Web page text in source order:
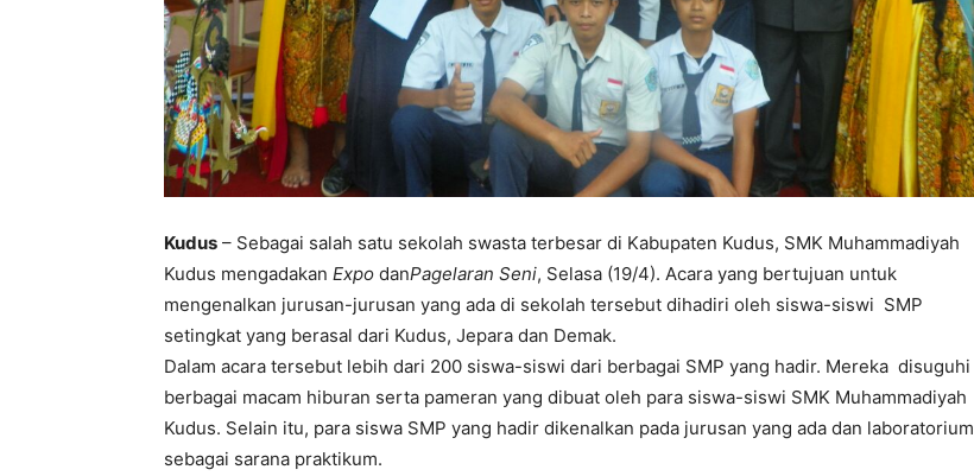
Kudus – Sebagai salah satu sekolah swasta terbesar di Kabupaten Kudus, SMK Muhammadiyah
Kudus mengadakan Expo danPagelaran Seni, Selasa (19/4). Acara yang bertujuan untuk
mengenalkan jurusan-jurusan yang ada di sekolah tersebut dihadiri oleh siswa-siswi SMP
setingkat yang berasal dari Kudus, Jepara dan Demak.
Dalam acara tersebut lebih dari 200 siswa-siswi dari berbagai SMP yang hadir. Mereka disuguhi
berbagai macam hiburan serta pameran yang dibuat oleh para siswa-siswi SMK Muhammadiyah
Kudus. Selain itu, para siswa SMP yang hadir dikenalkan pada jurusan yang ada dan laboratorium
sebagai sarana praktikum.